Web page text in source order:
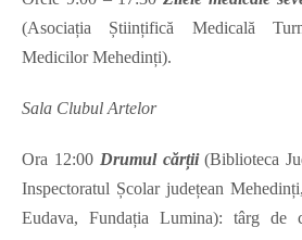
(Asociația Științifică Medicală
Medicilor Mehedinți).
Sala Clubul Artelor
Ora 12:00 Drumul cărții(Biblioteca
Inspectoratul Școlar județean
Eudava, Fundația Lumina): târg de